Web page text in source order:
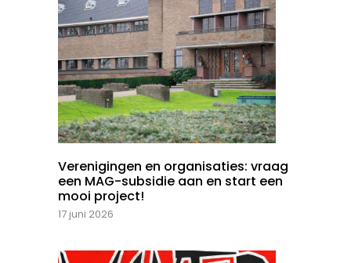
Verenigingen en organisaties: vraag
een MAG-subsidie aan en start een
mooi project!
17 juni 2026